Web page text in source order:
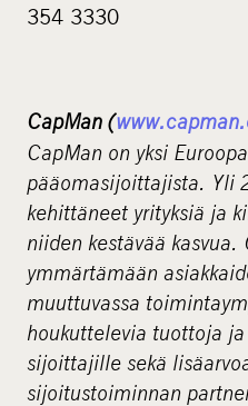
354 3330
CapMan (
CapMan on yksi
pääomasijoittajista. Yli
kehittäneet yrityksiä ja
niiden kestävää
ymmärtämään
muuttuvassa
houkuttelevia tuottoja
sijoittajille sekä
sijoitustoiminnan